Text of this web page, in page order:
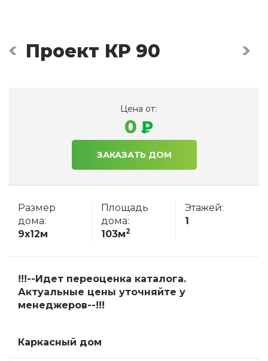
Проект КР 90
Цена от:
0
ЗАКАЗАТЬ ДОМ
Размер
дома:
9x12м
Площадь
дома:
103м2
Этажей:
1
!!!--Идет переоценка каталога.
Актуальные цены уточняйте у
менеджеров--!!!
Каркасный дом